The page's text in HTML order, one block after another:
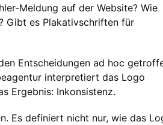
Meldung auf der Website? Wie
Gibt es Plakativschriften für
Entscheidungen ad hoc
interpretiert das Logo
Ergebnis: Inkonsistenz.
Es definiert nicht nur, wie das